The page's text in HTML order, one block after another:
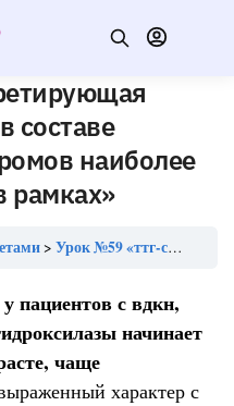
составе
наиболее
рамках»
Урок №59 «ттг-секретирующая аденома гипофиза в составе генетических синдромов наиболее часто встречается в рамках»
пациентов с вдкн,
начинает
чаще
характер с